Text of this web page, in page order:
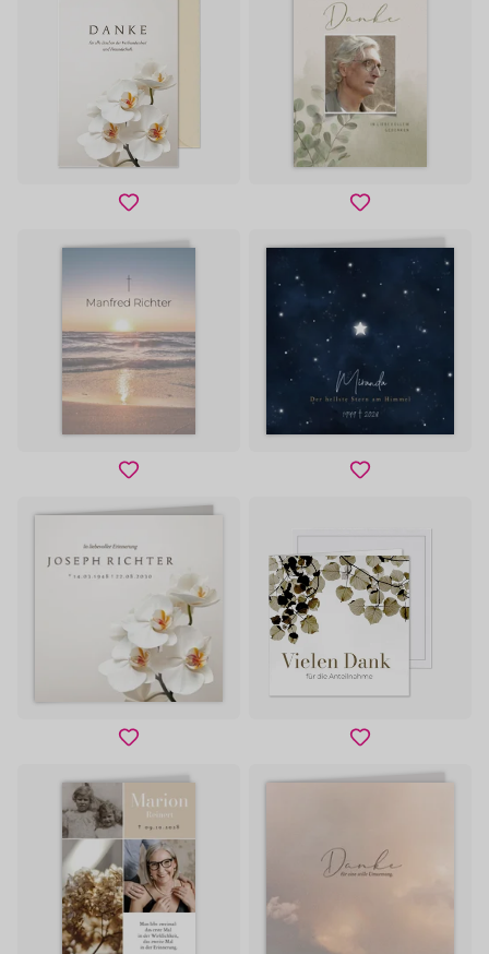
personalisierten Trauerkarte schaffst du eine
liebevolle Erinnerung, die Trost spendet. Diese
Vorlagen helfen dir dabei, würdevoll Abschied zu